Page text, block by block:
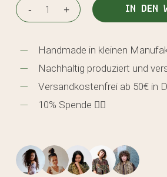
IN DEN
Handmade in kleinen
Nachhaltig produziert und
Versandkostenfrei ab 50€ in
10% Spende 🖐🏼